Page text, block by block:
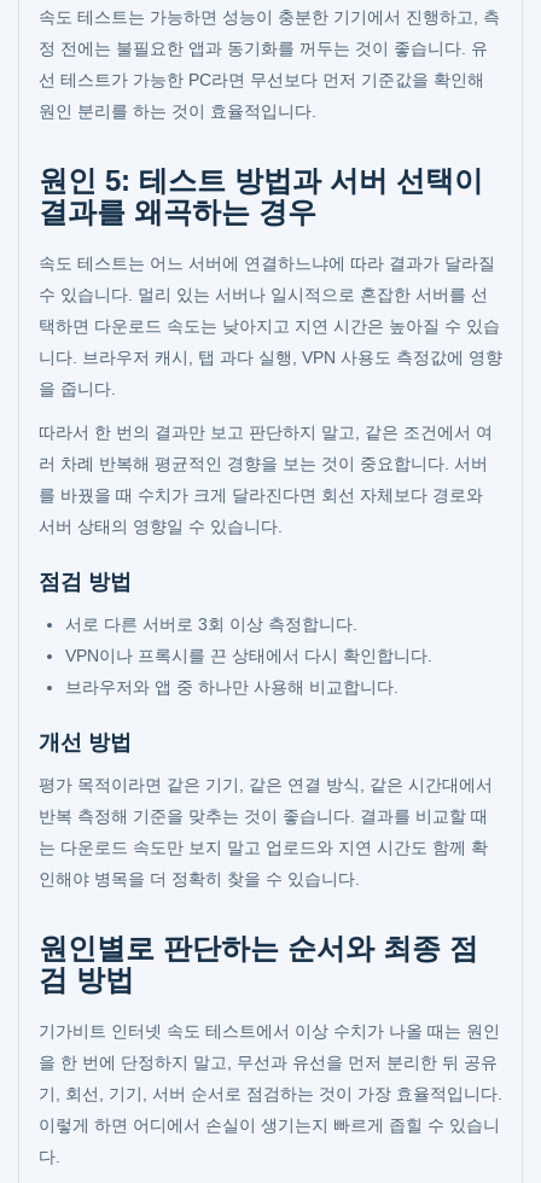
속도 테스트는 가능하면 성능이 충분한 기기에서 진행하고, 측
정 전에는 불필요한 앱과 동기화를 꺼두는 것이 좋습니다. 유
선 테스트가 가능한 PC라면 무선보다 먼저 기준값을 확인해
원인 분리를 하는 것이 효율적입니다.
원인 5: 테스트 방법과 서버 선택이
결과를 왜곡하는 경우
속도 테스트는 어느 서버에 연결하느냐에 따라 결과가 달라질
수 있습니다. 멀리 있는 서버나 일시적으로 혼잡한 서버를 선
택하면 다운로드 속도는 낮아지고 지연 시간은 높아질 수 있습
니다. 브라우저 캐시, 탭 과다 실행, VPN 사용도 측정값에 영향
을 줍니다.
따라서 한 번의 결과만 보고 판단하지 말고, 같은 조건에서 여
러 차례 반복해 평균적인 경향을 보는 것이 중요합니다. 서버
를 바꿨을 때 수치가 크게 달라진다면 회선 자체보다 경로와
서버 상태의 영향일 수 있습니다.
점검 방법
서로 다른 서버로 3회 이상 측정합니다.
VPN이나 프록시를 끈 상태에서 다시 확인합니다.
브라우저와 앱 중 하나만 사용해 비교합니다.
개선 방법
평가 목적이라면 같은 기기, 같은 연결 방식, 같은 시간대에서
반복 측정해 기준을 맞추는 것이 좋습니다. 결과를 비교할 때
는 다운로드 속도만 보지 말고 업로드와 지연 시간도 함께 확
인해야 병목을 더 정확히 찾을 수 있습니다.
원인별로 판단하는 순서와 최종 점
검 방법
기가비트 인터넷 속도 테스트에서 이상 수치가 나올 때는 원인
을 한 번에 단정하지 말고, 무선과 유선을 먼저 분리한 뒤 공유
기, 회선, 기기, 서버 순서로 점검하는 것이 가장 효율적입니다.
이렇게 하면 어디에서 손실이 생기는지 빠르게 좁힐 수 있습니
다.